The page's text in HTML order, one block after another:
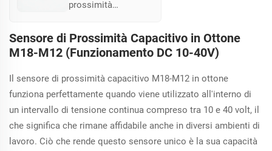
prossimità
e offre un intervallo
di rilevamento
mm. Realizzato in
ottone, può essere
montato come
schermato o non
schermato,
garantendo
Sensore di Prossimità Capacitivo in Ottone
M18-M12 (Funzionamento DC 10-40V)
Il sensore di prossimità capacitivo M18-M12 in ottone
funziona perfettamente quando viene utilizzato all'interno di
un intervallo di tensione continua compreso tra 10 e 40 volt, il
che significa che rimane affidabile anche in diversi ambienti di
lavoro. Ciò che rende questo sensore unico è la sua capacità